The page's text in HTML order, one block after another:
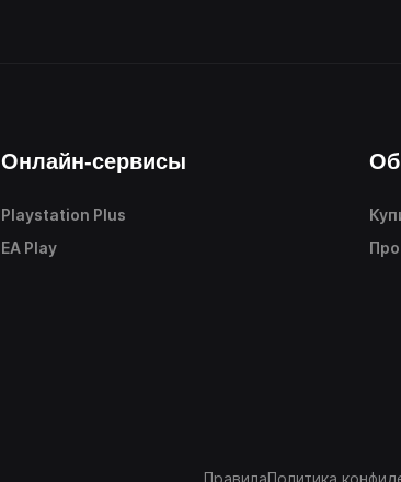
Онлайн-сервисы
Playstation Plus
EA Play
ПравилаПолитика